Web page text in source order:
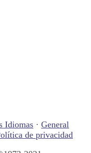
Idiomas · General
de privacidad